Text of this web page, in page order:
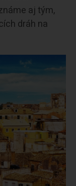
aj tým,
dráh na